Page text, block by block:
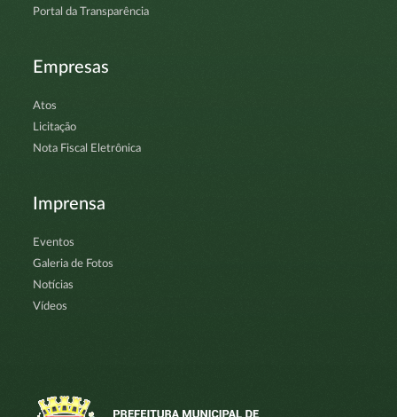
Portal da Transparência
Empresas
Atos
Licitação
Nota Fiscal Eletrônica
Imprensa
Eventos
Galeria de Fotos
Notícias
Vídeos